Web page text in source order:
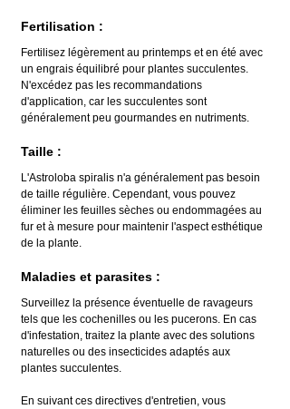
Fertilisation :
Fertilisez légèrement au printemps et en été avec
un engrais équilibré pour plantes succulentes.
N'excédez pas les recommandations
d'application, car les succulentes sont
généralement peu gourmandes en nutriments.
Taille :
L'Astroloba spiralis n'a généralement pas besoin
de taille régulière. Cependant, vous pouvez
éliminer les feuilles sèches ou endommagées au
fur et à mesure pour maintenir l'aspect esthétique
de la plante.
Maladies et parasites :
Surveillez la présence éventuelle de ravageurs
tels que les cochenilles ou les pucerons. En cas
d'infestation, traitez la plante avec des solutions
naturelles ou des insecticides adaptés aux
plantes succulentes.
En suivant ces directives d'entretien, vous